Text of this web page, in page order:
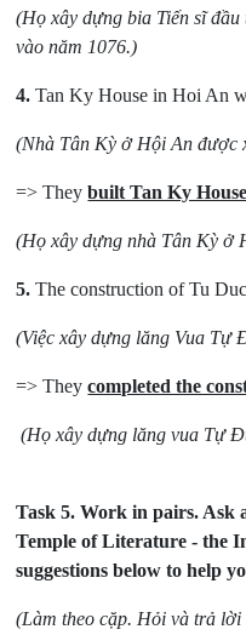
(Họ xây dựng bia Tiến sĩ
vào năm 1076.)
4. Tan Ky House in Hoi An
(Nhà Tân Kỳ ở Hội An được
=> Theybuilt Tan Ky
(Họ xây dựng nhà Tân Kỳ ở
5. The construction of Tu
(Việc xây dựng lăng Vua Tự
=> Theycompleted the
(Họ xây dựng lăng vua Tự
Task 5.Work in pairs. Ask
Temple of Literature - the
suggestions below to help
(Làm theo cặp. Hỏi và trả